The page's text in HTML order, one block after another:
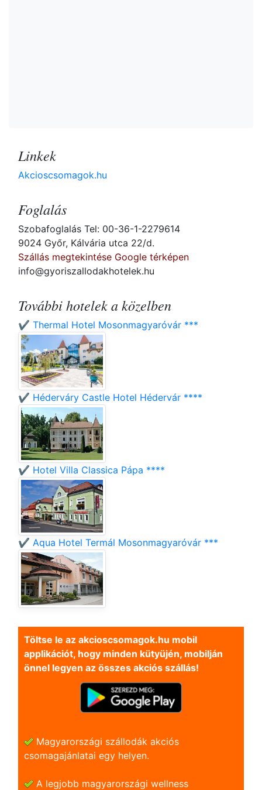
Linkek
Akcioscsomagok.hu
Foglalás
Szobafoglalás Tel: 00-36-1-2279614
9024 Győr, Kálvária utca 22/d.
Szállás megtekintése Google térképen
info@gyoriszallodakhotelek.hu
További hotelek a közelben
✔️ Thermal Hotel Mosonmagyaróvár ***
✔️ Héderváry Castle Hotel Hédervár ****
✔️ Hotel Villa Classica Pápa ****
✔️ Aqua Hotel Termál Mosonmagyaróvár ***
Töltse le az akcioscsomagok.hu mobil
applikációt, hogy minden kütyüjén, mobilján
önnel legyen az összes akciós szállás!
Magyarországi szállodák akciós
csomagajánlatai egy helyen.
A legjobb magyarországi wellness